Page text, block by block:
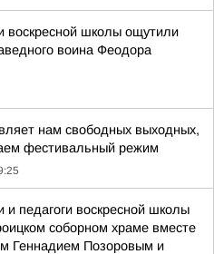
воскресной школы ощутили
воина Феодора
нам свободных выходных,
фестивальный режим
и педагоги воскресной школы
соборном храме вместе
Геннадием Позоровым и